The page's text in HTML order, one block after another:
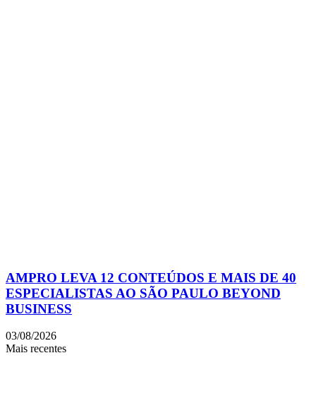
AMPRO LEVA 12 CONTEÚDOS E MAIS DE 40
ESPECIALISTAS AO SÃO PAULO BEYOND
BUSINESS
03/08/2026
Mais recentes